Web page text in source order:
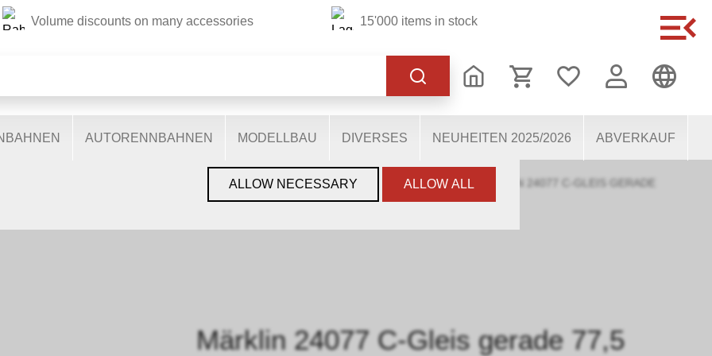
Volume discounts on many accessories 15'000 items in stock
AUTORENNBAHNEN MODELLBAU DIVERSES NEUHEITEN 2025/2026 ABVERKAUF
GLEISE & ZUBEHÖR MÄRKLIN › GLEISMATERIAL C-GLEISMATERIAL ›
MÄRKLIN 24077 C-GLEIS GERADE
Märklin 24077 C-Gleis gerade 77,5
on our website: some are necessary for the correct operation of the website, others
and still others help us to better understand our users. They therefore help
You can find more information in the privacy policy .
ALLOW NECESSARY ALLOW ALL